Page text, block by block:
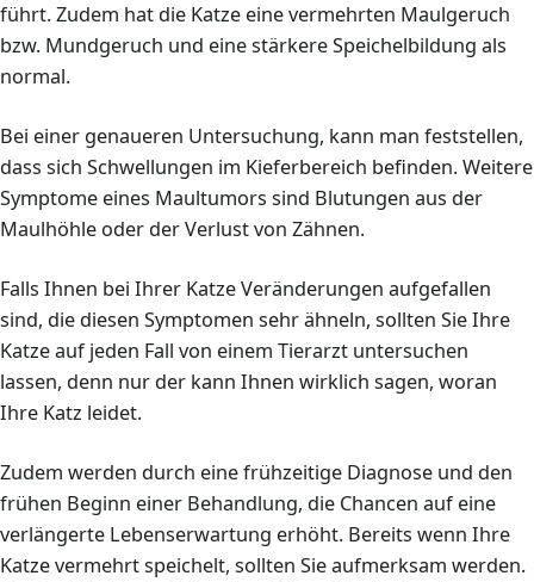
führt. Zudem hat die Katze eine vermehrten Maulgeruch
bzw. Mundgeruch und eine stärkere Speichelbildung als
normal.
Bei einer genaueren Untersuchung, kann man feststellen,
dass sich Schwellungen im Kieferbereich befinden. Weitere
Symptome eines Maultumors sind Blutungen aus der
Maulhöhle oder der Verlust von Zähnen.
Falls Ihnen bei Ihrer Katze Veränderungen aufgefallen
sind, die diesen Symptomen sehr ähneln, sollten Sie Ihre
Katze auf jeden Fall von einem Tierarzt untersuchen
lassen, denn nur der kann Ihnen wirklich sagen, woran
Ihre Katz leidet.
Zudem werden durch eine frühzeitige Diagnose und den
frühen Beginn einer Behandlung, die Chancen auf eine
verlängerte Lebenserwartung erhöht. Bereits wenn Ihre
Katze vermehrt speichelt, sollten Sie aufmerksam werden.